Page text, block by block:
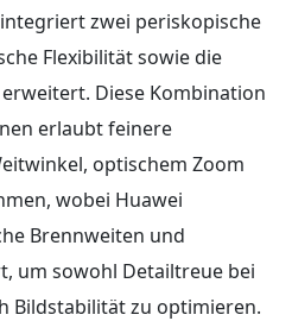
zwei periskopische
Flexibilität sowie die
Diese Kombination
erlaubt feinere
optischem Zoom
wobei Huawei
Brennweiten und
um sowohl Detailtreue bei
Bildstabilität zu optimieren.